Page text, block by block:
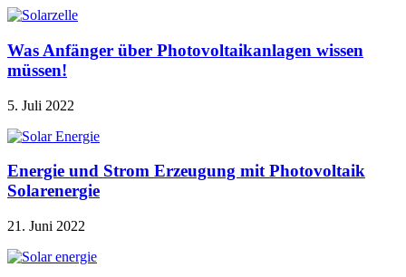
Was Anfänger über Photovoltaikanlagen wissen
müssen!
5. Juli 2022
Energie und Strom Erzeugung mit Photovoltaik
Solarenergie
21. Juni 2022